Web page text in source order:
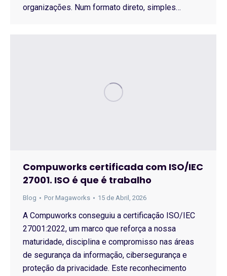
organizações. Num formato direto, simples…
Compuworks certificada com ISO/IEC
27001. ISO é que é trabalho
Blog Por Magaworks 15 de Abril, 2026
A Compuworks conseguiu a certificação ISO/IEC
27001:2022, um marco que reforça a nossa
maturidade, disciplina e compromisso nas áreas
de segurança da informação, cibersegurança e
proteção da privacidade. Este reconhecimento